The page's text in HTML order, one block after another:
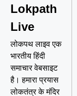
Lokpath
Live
लोकपथ लाइव एक
भारतीय हिंदी
समाचार वेबसाइट
है। हमारा प्रयास
लोकतंत्र के मंदिर